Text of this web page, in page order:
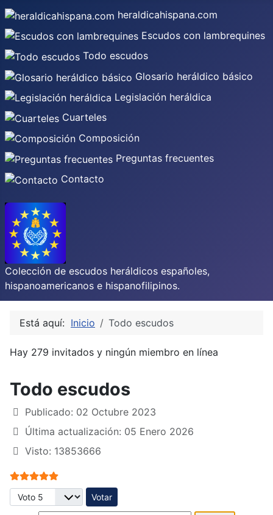
heraldicahispana.com
Escudos con lambrequines
Todo escudos
Glosario heráldico básico
Legislación heráldica
Cuarteles
Composición
Preguntas frecuentes
Contacto
Colección de escudos heráldicos españoles,
hispanoamericanos e hispanofilipinos.
Está aquí: Inicio Todo escudos
Hay 279 invitados y ningún miembro en línea
Todo escudos
Publicado: 02 Octubre 2023
Última actualización: 05 Enero 2026
Visto: 13853666
Ratio:5/5
Por favor, vote